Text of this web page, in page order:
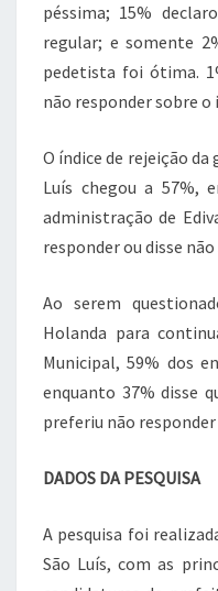
péssima; 15%
regular; e somente
pedetista foi ótima.
não responder sobre o
O índice de rejeição
Luís chegou a 57%,
administração de
responder ou disse
Ao serem
Holanda para
Municipal, 59% dos
enquanto 37% disse
preferiu não responder
DADOS DA PESQUISA
A pesquisa foi
São Luís, com as